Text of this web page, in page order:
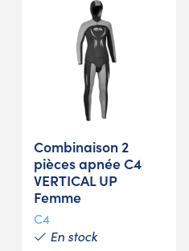
Combinaison 2
pièces apnée C4
VERTICAL UP
Femme
C4
En stock